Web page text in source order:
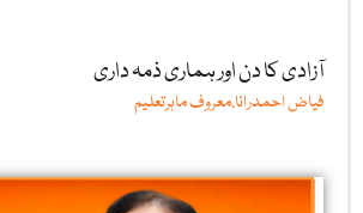
آزادی کا دن اور ہماری ذمہ داری
فیاض احمدرانا،معروف ماہرتعلیم